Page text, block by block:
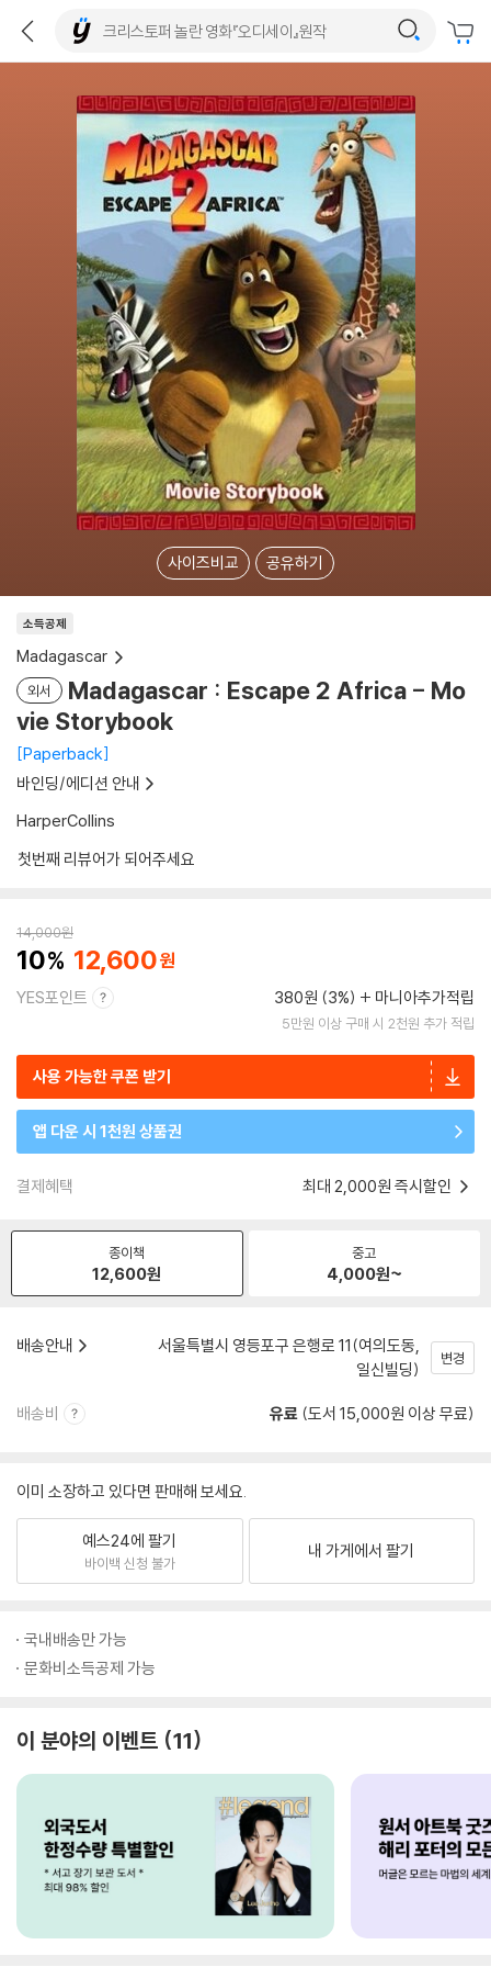
사이즈비교 공유하기
소득공제
Madagascar
외서
Madagascar : Escape 2 Africa - Mo
vie Storybook
Paperback
바인딩/에디션 안내
HarperCollins
첫번째 리뷰어가 되어주세요
14,000원
10 12,600
YES포인트 380원 (3%) 마니아추가적립
5만원 이상 구매 시 2천원 추가 적립
사용 가능한 쿠폰 받기
앱 다운 시 1천원 상품권
결제혜택 최대 2,000원 즉시할인
종이책
12,600원
중고
4,000원~
배송안내
서울특별시 영등포구 은행로 11(여의도동,
일신빌딩)
변경
배송비 유료 (도서 15,000원 이상 무료)
이미 소장하고 있다면 판매해 보세요.
예스24에 팔기
바이백 신청 불가
내 가게에서 팔기
국내배송만 가능
문화비소득공제 가능
이 분야의 이벤트 11